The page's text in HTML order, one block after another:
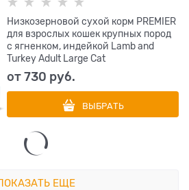
Низкозерновой сухой корм PREMIER
для взрослых кошек крупных пород
с ягненком, индейкой Lamb and
Turkey Adult Large Cat
от730 руб.
ВЫБРАТЬ
ЕЩЕ